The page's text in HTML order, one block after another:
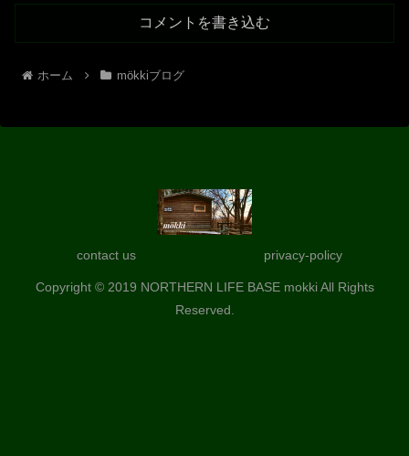
コメントを書き込む
ホーム mökkiブログ
contact us privacy-policy
Copyright © 2019 NORTHERN LIFE BASE mokki All Rights
Reserved.